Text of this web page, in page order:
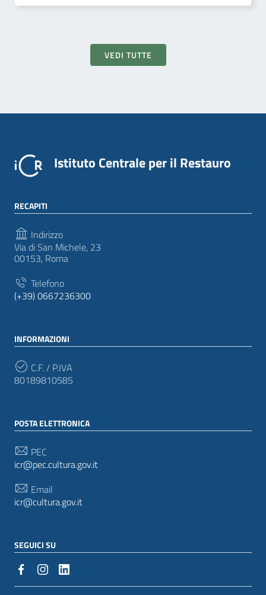
VEDI TUTTE
Istituto Centrale per il Restauro
RECAPITI
Indirizzo
Via di San Michele, 23
00153, Roma
Telefono
(+39) 0667236300
INFORMAZIONI
C.F. / P.IVA
80189810585
POSTA ELETTRONICA
PEC
icr@pec.cultura.gov.it
Email
icr@cultura.gov.it
SEGUICI SU